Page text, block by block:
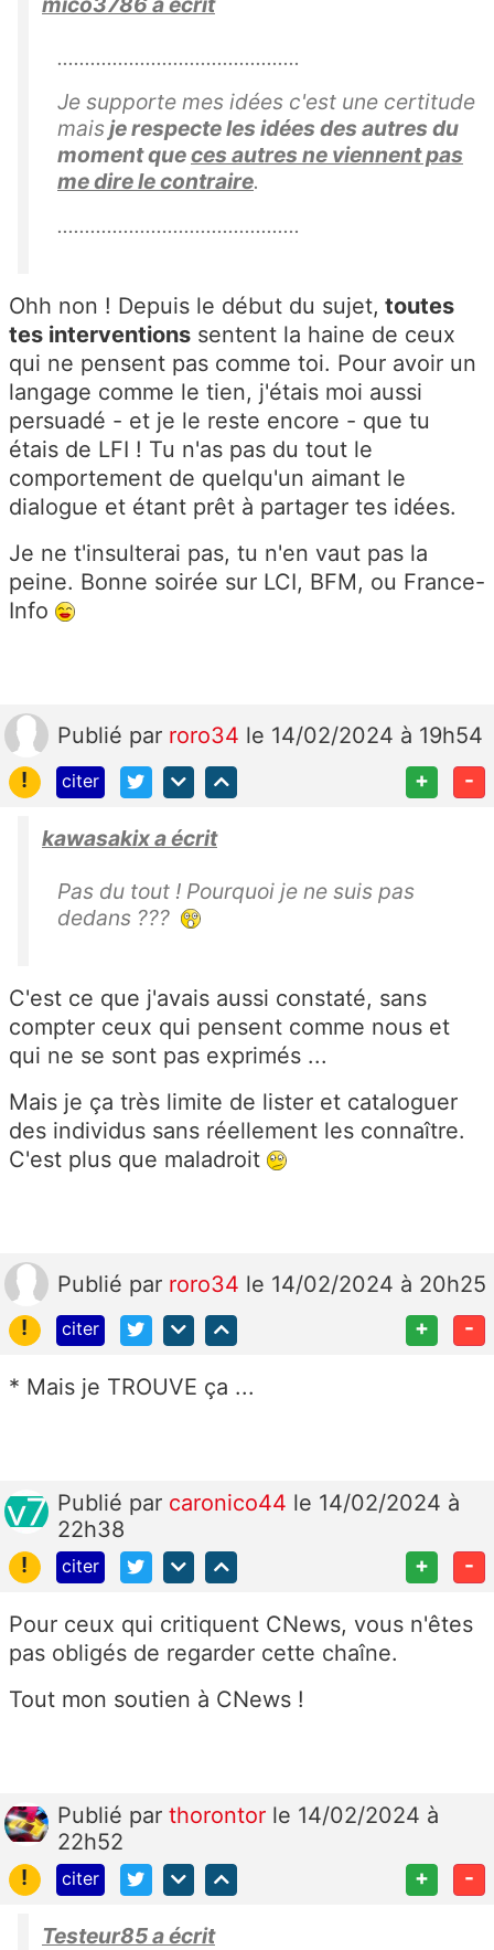
............................................
Je supporte mes idées c'est une certitude
maisje respecte les idées des autres du
moment queces autres ne viennent pas
me dire le contraire.
............................................
Ohh non ! Depuis le début du sujet, toutes
tes interventions sentent la haine de ceux
qui ne pensent pas comme toi. Pour avoir un
langage comme le tien, j'étais moi aussi
persuadé - et je le reste encore - que tu
étais de LFI ! Tu n'as pas du tout le
comportement de quelqu'un aimant le
dialogue et étant prêt à partager tes idées.
Je ne t'insulterai pas, tu n'en vaut pas la
peine. Bonne soirée sur LCI, BFM, ou France-
Info
Publié par roro34 le 14/02/2024 à 19h54
!
citer + -
kawasakix a écrit
Pas du tout ! Pourquoi je ne suis pas
dedans ???
C'est ce que j'avais aussi constaté, sans
compter ceux qui pensent comme nous et
qui ne se sont pas exprimés ...
Mais je ça très limite de lister et cataloguer
des individus sans réellement les connaître.
C'est plus que maladroit
Publié par roro34 le 14/02/2024 à 20h25
!
citer + -
* Mais je TROUVE ça ...
Publié par caronico44 le 14/02/2024 à
22h38
!
citer + -
Pour ceux qui critiquent CNews, vous n'êtes
pas obligés de regarder cette chaîne.
Tout mon soutien à CNews !
Publié par thorontor le 14/02/2024 à
22h52
!
citer + -
Testeur85 a écrit